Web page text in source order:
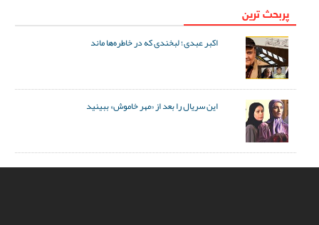
پربحث ترین
اکبر عبدی؛ لبخندی که در خاطره‌ها ماند
این سریال را بعد از «مهر خاموش» ببینید